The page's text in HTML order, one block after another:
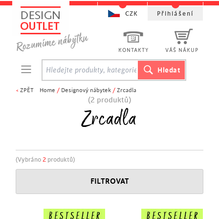
< ZPĚT Home / Designový nábytek / Zrcadla
(2 produktů)
Zrcadla
(Vybráno 2 produktů)
FILTROVAT
KONTAKTY VÁŠ NÁKUP
CZK Přihlášení